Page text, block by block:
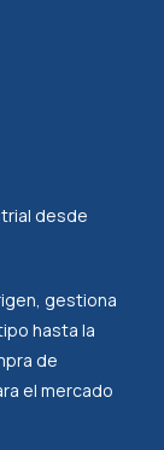
desde
gestiona
hasta la
de
el mercado